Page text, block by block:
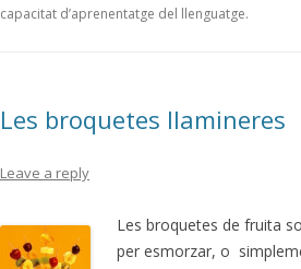
capacitat d’aprenentatge del llenguatge.
Les broquetes llamineres
Leave a reply
Les broquetes de fruita
per esmorzar, o